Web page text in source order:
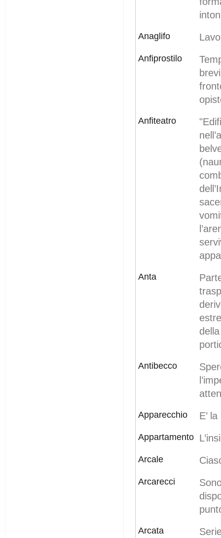
Anaglifo
Anfiprostilo
Anfiteatro
Anta
Antibecco
Apparecchio E’
Appartamento
Arcale
Arcarecci
Arcata